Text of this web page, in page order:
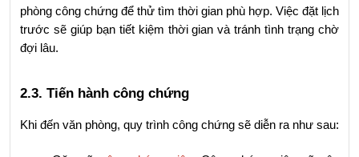
phòng công chứng để thử tìm thời gian phù hợp. Việc đặt lịch
trước sẽ giúp bạn tiết kiệm thời gian và tránh tình trạng chờ
đợi lâu.
2.3. Tiến hành công chứng
Khi đến văn phòng, quy trình công chứng sẽ diễn ra như sau: